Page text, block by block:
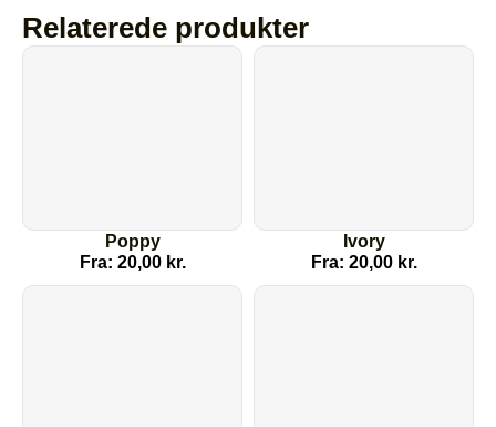
Relaterede produkter
Poppy
Fra: 20,00 kr.
Ivory
Fra: 20,00 kr.